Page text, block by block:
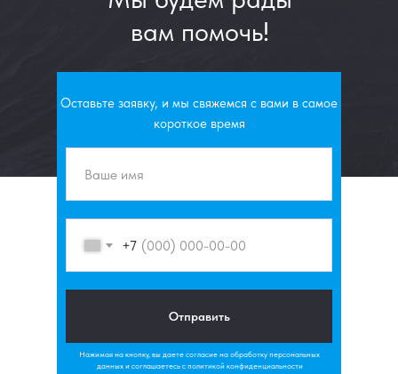
вам помочь!
Оставьте заявку, и мы свяжемся с вами в самое
короткое время
+7
Отправить
Нажимая на кнопку, вы даете согласие на обработку персональных
данных и соглашаетесь c политикой конфиденциальности